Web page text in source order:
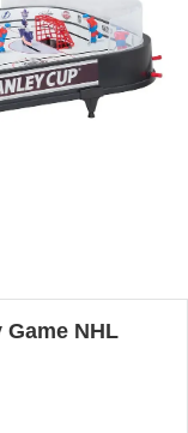
Game NHL